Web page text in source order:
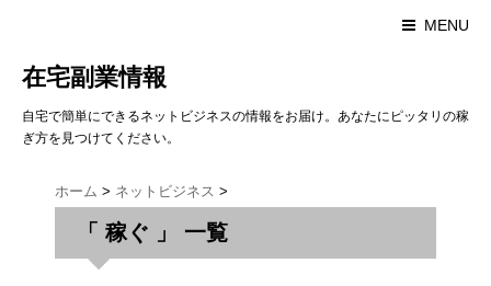
MENU
在宅副業情報
自宅で簡単にできるネットビジネスの情報をお届け。あなたにピッタリの稼
ぎ方を見つけてください。
ホーム > ネットビジネス >
「 稼ぐ 」 一覧